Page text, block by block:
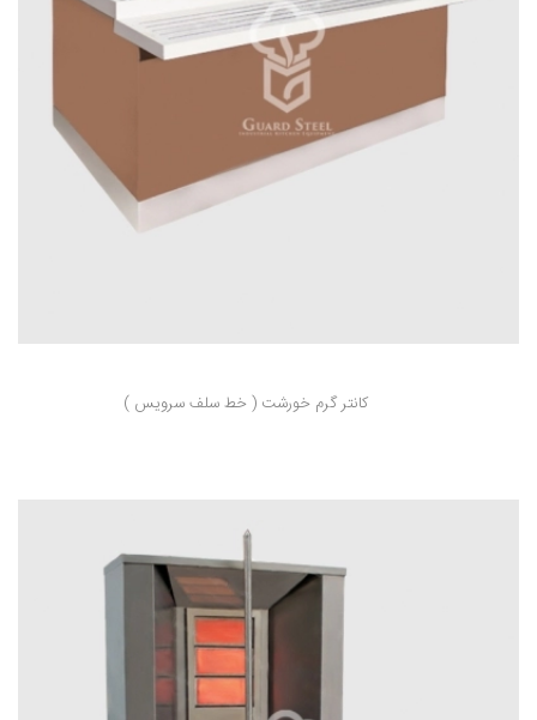
کانتر گرم خورشت ( خط سلف سرویس )